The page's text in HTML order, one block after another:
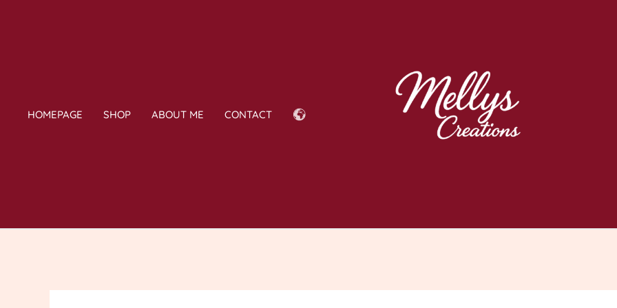
HOMEPAGE SHOP ABOUT ME CONTACT